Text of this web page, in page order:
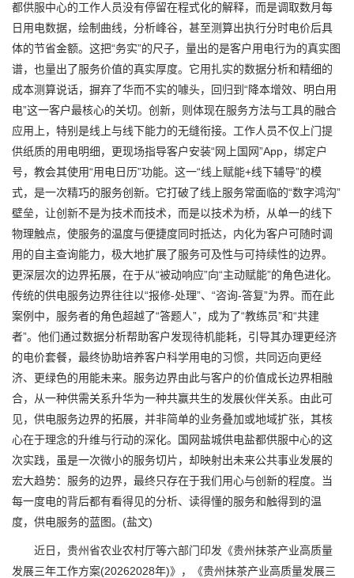
都供服中心的工作人员没有停留在程式化的解释，而是调取数月每
日用电数据，绘制曲线，分析峰谷，甚至测算出执行分时电价后具
体的节省金额。这把“务实”的尺子，量出的是客户用电行为的真实图
谱，也量出了服务价值的真实厚度。它用扎实的数据分析和精细的
成本测算说话，摒弃了华而不实的噱头，回归到“降本增效、明白用
电”这一客户最核心的关切。创新，则体现在服务方法与工具的融合
应用上，特别是线上与线下能力的无缝衔接。工作人员不仅上门提
供纸质的用电明细，更现场指导客户安装“网上国网”App，绑定户
号，教会其使用“用电日历”功能。这一“线上赋能+线下辅导”的模
式，是一次精巧的服务创新。它打破了线上服务常面临的“数字鸿沟”
壁垒，让创新不是为技术而技术，而是以技术为桥，从单一的线下
物理触点，使服务的温度与便捷度同时抵达，内化为客户可随时调
用的自主查询能力，极大地扩展了服务可及性与可持续性的边界。
更深层次的边界拓展，在于从“被动响应”向“主动赋能”的角色进化。
传统的供电服务边界往往以“报修-处理”、“咨询-答复”为界。而在此
案例中，服务者的角色超越了“答题人”，成为了“教练员”和“共建
者”。他们通过数据分析帮助客户发现待机能耗，引导其办理更经济
的电价套餐，最终协助培养客户科学用电的习惯，共同迈向更经
济、更绿色的用能未来。服务边界由此与客户的价值成长边界相融
合，从一种供需关系升华为一种共赢共生的发展伙伴关系。由此可
见，供电服务边界的拓展，并非简单的业务叠加或地域扩张，其核
心在于理念的升维与行动的深化。国网盐城供电盐都供服中心的这
次实践，虽是一次微小的服务切片，却映射出未来公共事业发展的
宏大趋势：服务的边界，最终只存在于我们用心与创新的程度。当
每一度电的背后都有看得见的分析、读得懂的服务和触得到的温
度，供电服务的蓝图。(盐文)
近日，贵州省农业农村厅等六部门印发《贵州抹茶产业高质量
发展三年工作方案(20262028年)》，《贵州抹茶产业高质量发展三